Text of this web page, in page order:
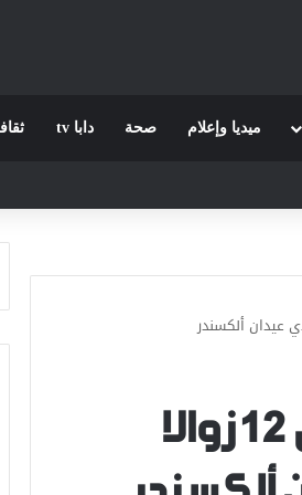
ميديا وإعلام صحة دابا tv
إسرائيل.. وقف إطلاق النار بدءا من 12 زوالا